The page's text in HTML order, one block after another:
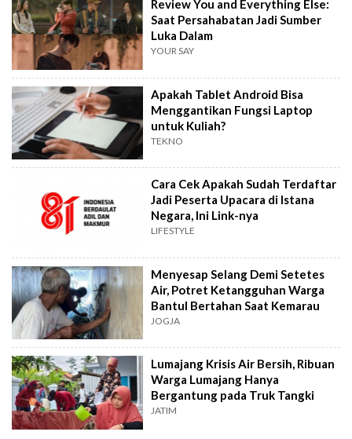
Review You and Everything Else:
Saat Persahabatan Jadi Sumber
Luka Dalam
YOUR SAY
Apakah Tablet Android Bisa
Menggantikan Fungsi Laptop
untuk Kuliah?
TEKNO
Cara Cek Apakah Sudah Terdaftar
Jadi Peserta Upacara di Istana
Negara, Ini Link-nya
LIFESTYLE
Menyesap Selang Demi Setetes
Air, Potret Ketangguhan Warga
Bantul Bertahan Saat Kemarau
JOGJA
Lumajang Krisis Air Bersih, Ribuan
Warga Lumajang Hanya
Bergantung pada Truk Tangki
JATIM